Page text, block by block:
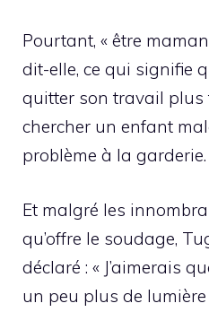
Pourtant, « être
dit-elle, ce qui signifie
quitter son travail plus
chercher un enfant
problème à la garderie.
Et malgré les
qu’offre le soudage,
déclaré : « J’aimerais
un peu plus de